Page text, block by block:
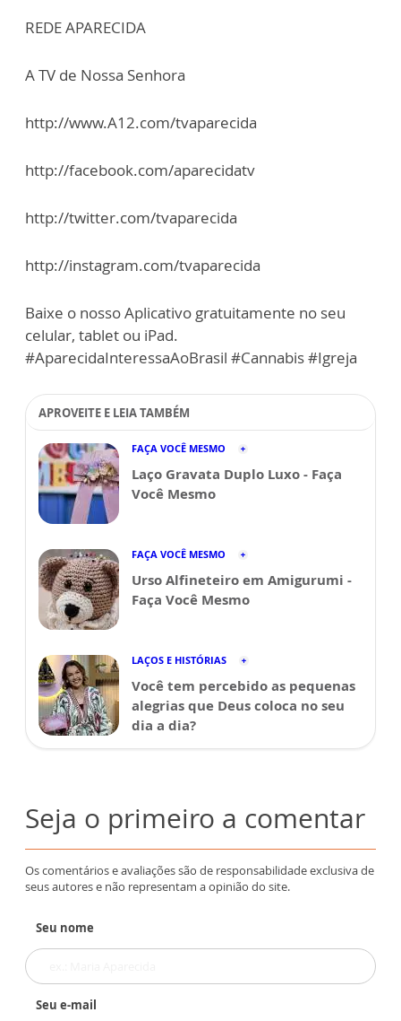
REDE APARECIDA
A TV de Nossa Senhora
http://www.A12.com/tvaparecida
http://facebook.com/aparecidatv
http://twitter.com/tvaparecida
http://instagram.com/tvaparecida
Baixe o nosso Aplicativo gratuitamente no seu
celular, tablet ou iPad.
#AparecidaInteressaAoBrasil #Cannabis #Igreja
APROVEITE E LEIA TAMBÉM
FAÇA VOCÊ MESMO
Laço Gravata Duplo Luxo - Faça
Você Mesmo
FAÇA VOCÊ MESMO
Urso Alfineteiro em Amigurumi -
Faça Você Mesmo
LAÇOS E HISTÓRIAS
Você tem percebido as pequenas
alegrias que Deus coloca no seu
dia a dia?
Seja o primeiro a comentar
Os comentários e avaliações são de responsabilidade exclusiva de
seus autores e não representam a opinião do site.
Seu nome
Seu e-mail